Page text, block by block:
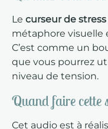
Le curseur de stress
métaphore visuelle
C’est comme un
que vous pourrez
niveau de tension.
Quand faire cette
Cet audio est à